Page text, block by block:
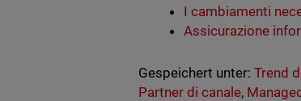
I cambiamenti
Assicurazione
Gespeichert unter: Trend
Partner di canale,